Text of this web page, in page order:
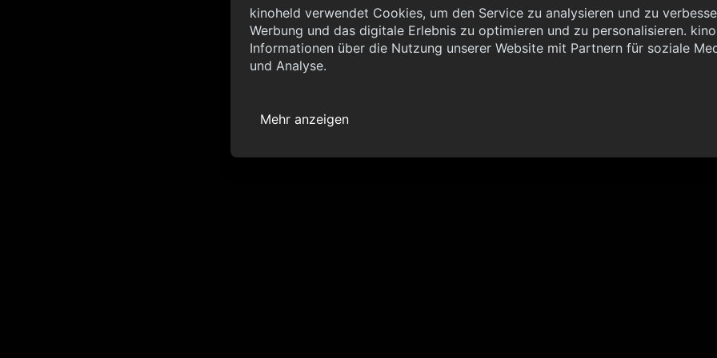
kinoheld verwendet Cookies, um den Service zu analysieren und zu
Werbung und das digitale Erlebnis zu optimieren und zu personalisieren.
Informationen über die Nutzung unserer Website mit Partnern für soziale
und Analyse.
Mehr anzeigen
Info
{ "__sentry_xhr__": { "method": "POST", "url": "//graph.kinoheld.de:/graphql/v1/
"status_code": 0 } }